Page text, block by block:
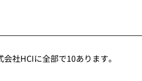
社HCIに全部で10あります。